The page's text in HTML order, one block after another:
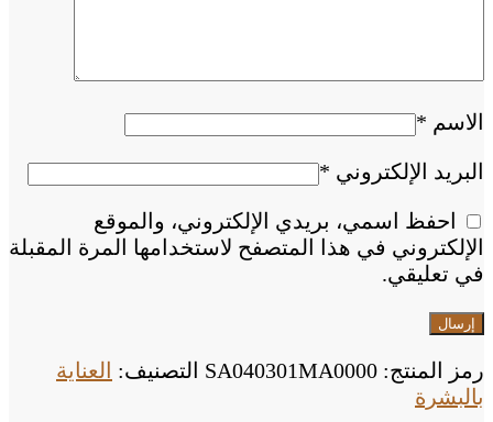
الاسم *
البريد الإلكتروني *
احفظ اسمي، بريدي الإلكتروني، والموقع
الإلكتروني في هذا المتصفح لاستخدامها المرة المقبلة
في تعليقي.
رمز المنتج: SA040301MA0000 التصنيف: العناية
بالبشرة